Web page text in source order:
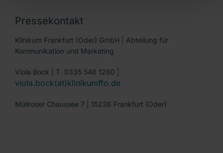
Pressekontakt
Klinikum Frankfurt (Oder) GmbH | Abteilung für
Kommunikation und Marketing
Viola Bock | T. 0335 548 1260 |
viola.bock(at)klinikumffo.de
Müllroser Chaussee 7 | 15236 Frankfurt (Oder)